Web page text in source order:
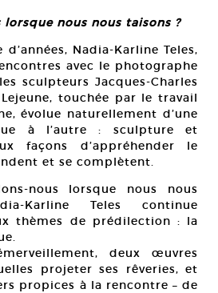
nous nous taisons ?
Nadia-Karline Teles,
avec le photographe
sculpteurs Jacques-Charles
touchée par le travail
évolue naturellement d’une
à l’autre : sculpture et
façons d’appréhender le
et se complètent.
nous lorsque nous nous
Karline Teles continue
thèmes de prédilection : la
deux œuvres
projeter ses rêveries, et
propices à la rencontre – de